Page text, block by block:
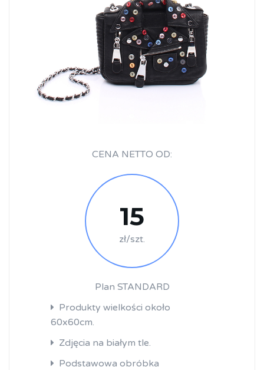
CENA NETTO OD:
15
zł/szt.
Plan STANDARD
Produkty wielkości około
60x60cm.
Zdjęcia na białym tle.
Podstawowa obróbka